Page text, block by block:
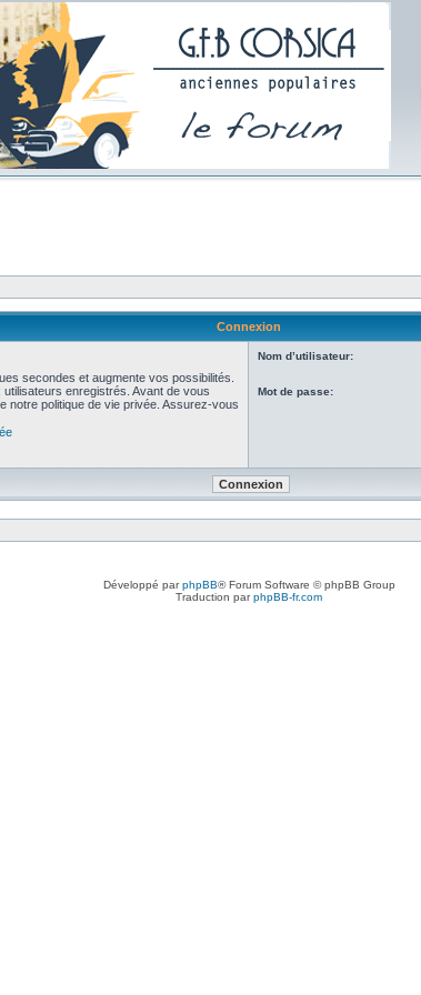
Connexion
secondes et augmente vos possibilités.
enregistrés. Avant de vous
notre politique de vie privée. Assurez-vous
Nom d’utilisateur:
Mot de passe:
Développé parphpBB® Forum Software © phpBB Group
Traduction parphpBB-fr.com